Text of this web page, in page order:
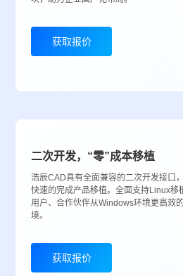
获取报价
二次开发，“零”成本移植
浩辰CAD具有全面兼容的二次开发接口
快速的完成产品移植。全面支持Linux移
用户、合作伙伴从Windows环境更高效
境。
获取报价